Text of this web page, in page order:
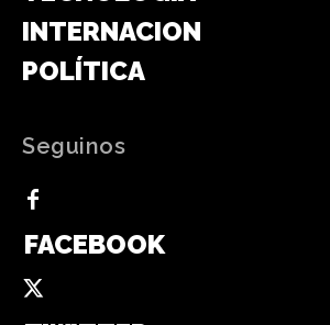
INTERNACIONAL
POLÍTICA
Seguinos
FACEBOOK